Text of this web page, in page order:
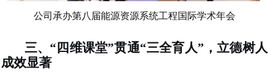
公司承办第八届能源资源系统工程国际学术年会
三、 “四维课堂”贯通“三全育人”，立德树人
成效显著